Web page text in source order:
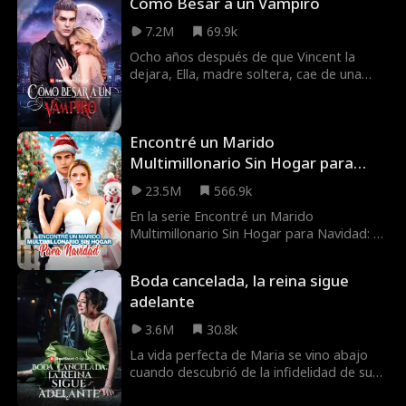
7.2M
69.9k
Ocho años después de que Vincent la
dejara, Ella, madre soltera, cae de una
dice que sus enemigos la buscan y exige
que se mude con él. ¿Puede confiar en él?
Encontré un Marido
Multimillonario Sin Hogar para
Navidad
23.5M
566.9k
En la serie Encontré un Marido
Multimillonario Sin Hogar para Navidad: Se
pero él la traicionó y humilló
horriblemente. Para guardar las
apariencias con su familia, Victoria acepta
casarse con Simon de mala gana, un
indigente que había estado ayudando.
Sorpresa para ella, Simon no es solo un
Boda cancelada, la reina sigue
adelante
3.6M
30.8k
La vida perfecta de Maria se vino abajo
cuando descubrió de la infidelidad de su